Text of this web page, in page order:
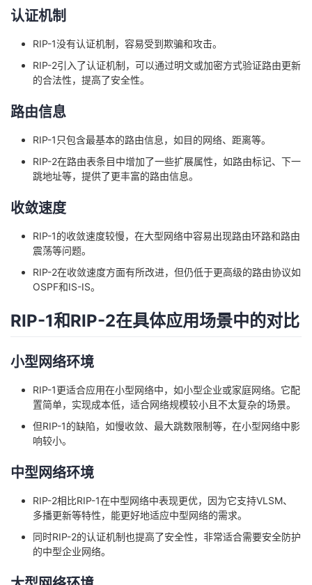
认证机制
RIP-1没有认证机制，容易受到欺骗和攻击。
RIP-2引入了认证机制，可以通过明文或加密方式验证路由更新
的合法性，提高了安全性。
路由信息
RIP-1只包含最基本的路由信息，如目的网络、距离等。
RIP-2在路由表条目中增加了一些扩展属性，如路由标记、下一
跳地址等，提供了更丰富的路由信息。
收敛速度
RIP-1的收敛速度较慢，在大型网络中容易出现路由环路和路由
震荡等问题。
RIP-2在收敛速度方面有所改进，但仍低于更高级的路由协议如
OSPF和IS-IS。
RIP-1和RIP-2在具体应用场景中的对比
小型网络环境
RIP-1更适合应用在小型网络中，如小型企业或家庭网络。它配
置简单，实现成本低，适合网络规模较小且不太复杂的场景。
但RIP-1的缺陷，如慢收敛、最大跳数限制等，在小型网络中影
响较小。
中型网络环境
RIP-2相比RIP-1在中型网络中表现更优，因为它支持VLSM、
多播更新等特性，能更好地适应中型网络的需求。
同时RIP-2的认证机制也提高了安全性，非常适合需要安全防护
的中型企业网络。